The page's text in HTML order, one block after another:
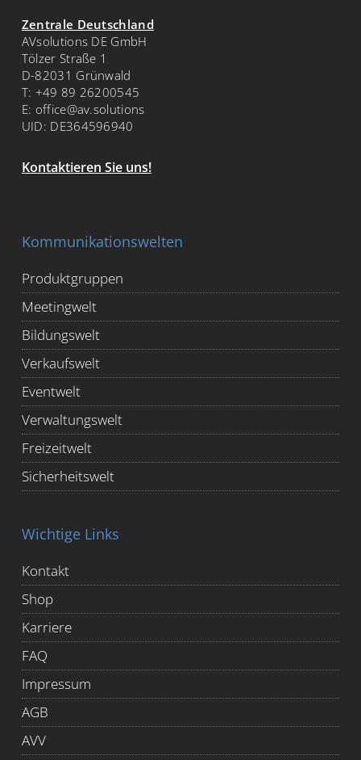
Zentrale Deutschland
AVsolutions DE GmbH
Tölzer Straße 1
D-82031 Grünwald
T: +49 89 26200545
E: office@av.solutions
UID: DE364596940
Kontaktieren Sie uns!
Kommunikationswelten
Produktgruppen
Meetingwelt
Bildungswelt
Verkaufswelt
Eventwelt
Verwaltungswelt
Freizeitwelt
Sicherheitswelt
Wichtige Links
Kontakt
Shop
Karriere
FAQ
Impressum
AGB
AVV